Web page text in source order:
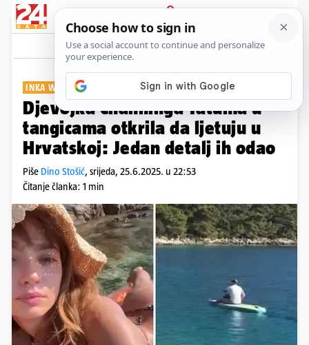
PRIJAVA
Show Komentari
INKA WILLIAMS
Djevojka Channinga Tatuma u
tangicama otkrila da ljetuju u
Hrvatskoj: Jedan detalj ih odao
Piše Dino Stošić, srijeda, 25.6.2025. u 22:53
Čitanje članka: 1 min